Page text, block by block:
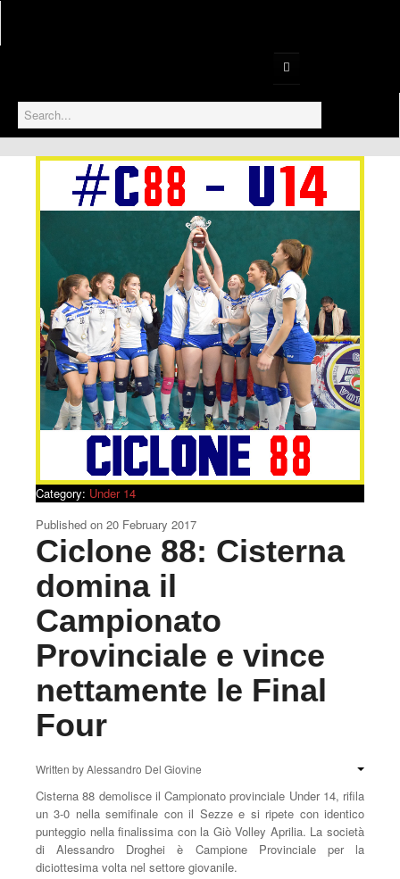
Serie B2
Gallery
Serie D
Settore Giovanile
Under 18
Under 17
Under 16
Under 13
Calendario
Category: Under 14
Published on 20 February 2017
Ciclone 88: Cisterna
domina il
Campionato
Provinciale e vince
nettamente le Final
Four
Written byAlessandro Del Giovine
Cisterna 88 demolisce il Campionato provinciale Under 14, rifila
un 3-0 nella semifinale con il Sezze e si ripete con identico
punteggio nella finalissima con la Giò Volley Aprilia. La società
di Alessandro Droghei è Campione Provinciale per la
diciottesima volta nel settore giovanile.